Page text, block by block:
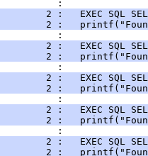
:
2 :   EXEC SQL
2 :
:
2 :   EXEC SQL
2 :
:
2 :   EXEC SQL
2 :
:
2 :   EXEC SQL
2 :
:
2 :   EXEC SQL
2 :